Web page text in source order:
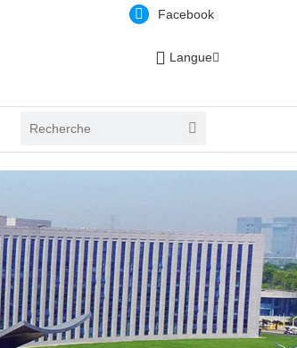
Facebook
Langue